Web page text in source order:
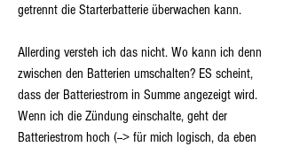
getrennt die Starterbatterie überwachen kann.
Allerding versteh ich das nicht. Wo kann ich denn
zwischen den Batterien umschalten? ES scheint,
dass der Batteriestrom in Summe angezeigt wird.
Wenn ich die Zündung einschalte, geht der
Batteriestrom hoch (--> für mich logisch, da eben